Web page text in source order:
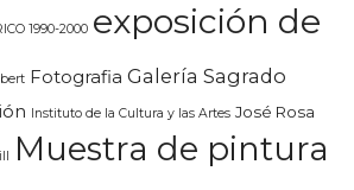
1990-2000 exposición de
Fotografia Galería Sagrado
Instituto de la Cultura y las Artes José Rosa
Muestra de pintura